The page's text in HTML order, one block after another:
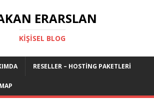
ERARSLAN
KIŞISEL BLOG
RESELLER – HOSTING PAKETLERI